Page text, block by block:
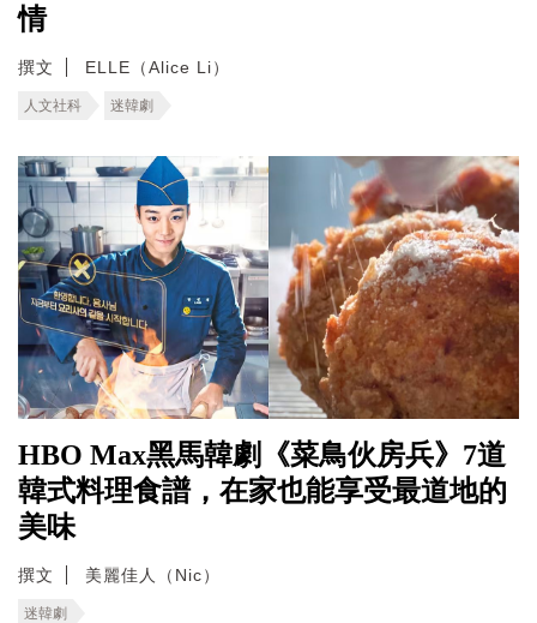
情
撰文 ELLE（Alice Li）
人文社科 迷韓劇
HBO Max黑馬韓劇《菜鳥伙房兵》7道
韓式料理食譜，在家也能享受最道地的
美味
撰文 美麗佳人（Nic）
迷韓劇